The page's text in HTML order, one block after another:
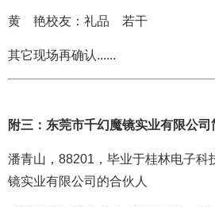
黄 艳校友：礼品 若干
其它现场再确认......
附三： 东莞市千幻魔镜实业有限公司
潘青山，88201，毕业于桂林电子科
镜实业有限公司的合伙人